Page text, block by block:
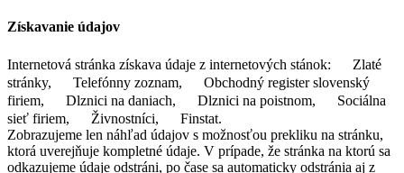
Získavanie údajov
Internetová stránka získava údaje z internetových stánok:
Zlaté
stránky,
Telefónny zoznam,
Obchodný register slovenský
firiem,
Dlznici na daniach, Dlznici na poistnom,
Sociálna
sieť firiem,
Živnostníci,
Finstat.
Zobrazujeme len náhľad údajov s možnosťou prekliku na stránku,
ktorá uverejňuje kompletné údaje. V prípade, že stránka na ktorú sa
odkazujeme údaje odstráni, po čase sa automaticky odstránia aj z